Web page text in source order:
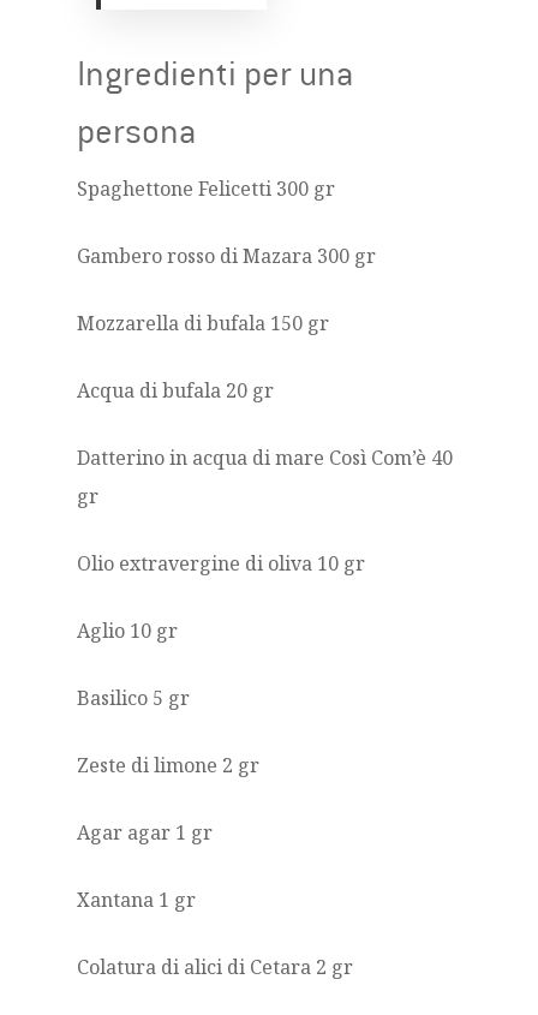
Ingredienti per una
persona
Spaghettone Felicetti 300 gr
Gambero rosso di Mazara 300 gr
Mozzarella di bufala 150 gr
Acqua di bufala 20 gr
Datterino in acqua di mare Così Com’è 40
gr
Olio extravergine di oliva 10 gr
Aglio 10 gr
Basilico 5 gr
Zeste di limone 2 gr
Agar agar 1 gr
Xantana 1 gr
Colatura di alici di Cetara 2 gr